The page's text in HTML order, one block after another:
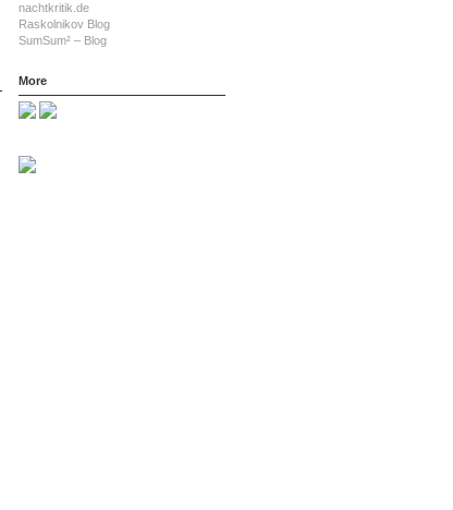
nachtkritik.de
Raskolnikov Blog
SumSum² – Blog
More